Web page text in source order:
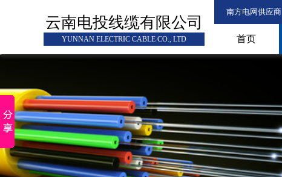
云南电投线缆有限公司
YUNNAN ELECTRIC CABLE CO., LTD
南方电网供应商
首页